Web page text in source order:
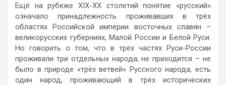
Ещё на рубеже XIX-XX столетий понятие «русский»
означало принадлежность проживавших в трёх
областях Российской империи восточных славян –
великорусских губерниях, Малой России и Белой Руси.
Но говорить о том, что в трёх частях Руси-России
проживали три отдельных народа, не приходится – не
было в природе «трёх ветвей» Русского народа, есть
один народ, проживающий в трёх исторических